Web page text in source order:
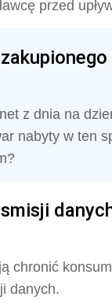
przed
z dnia na
nabyty w ten
chronić
danych.